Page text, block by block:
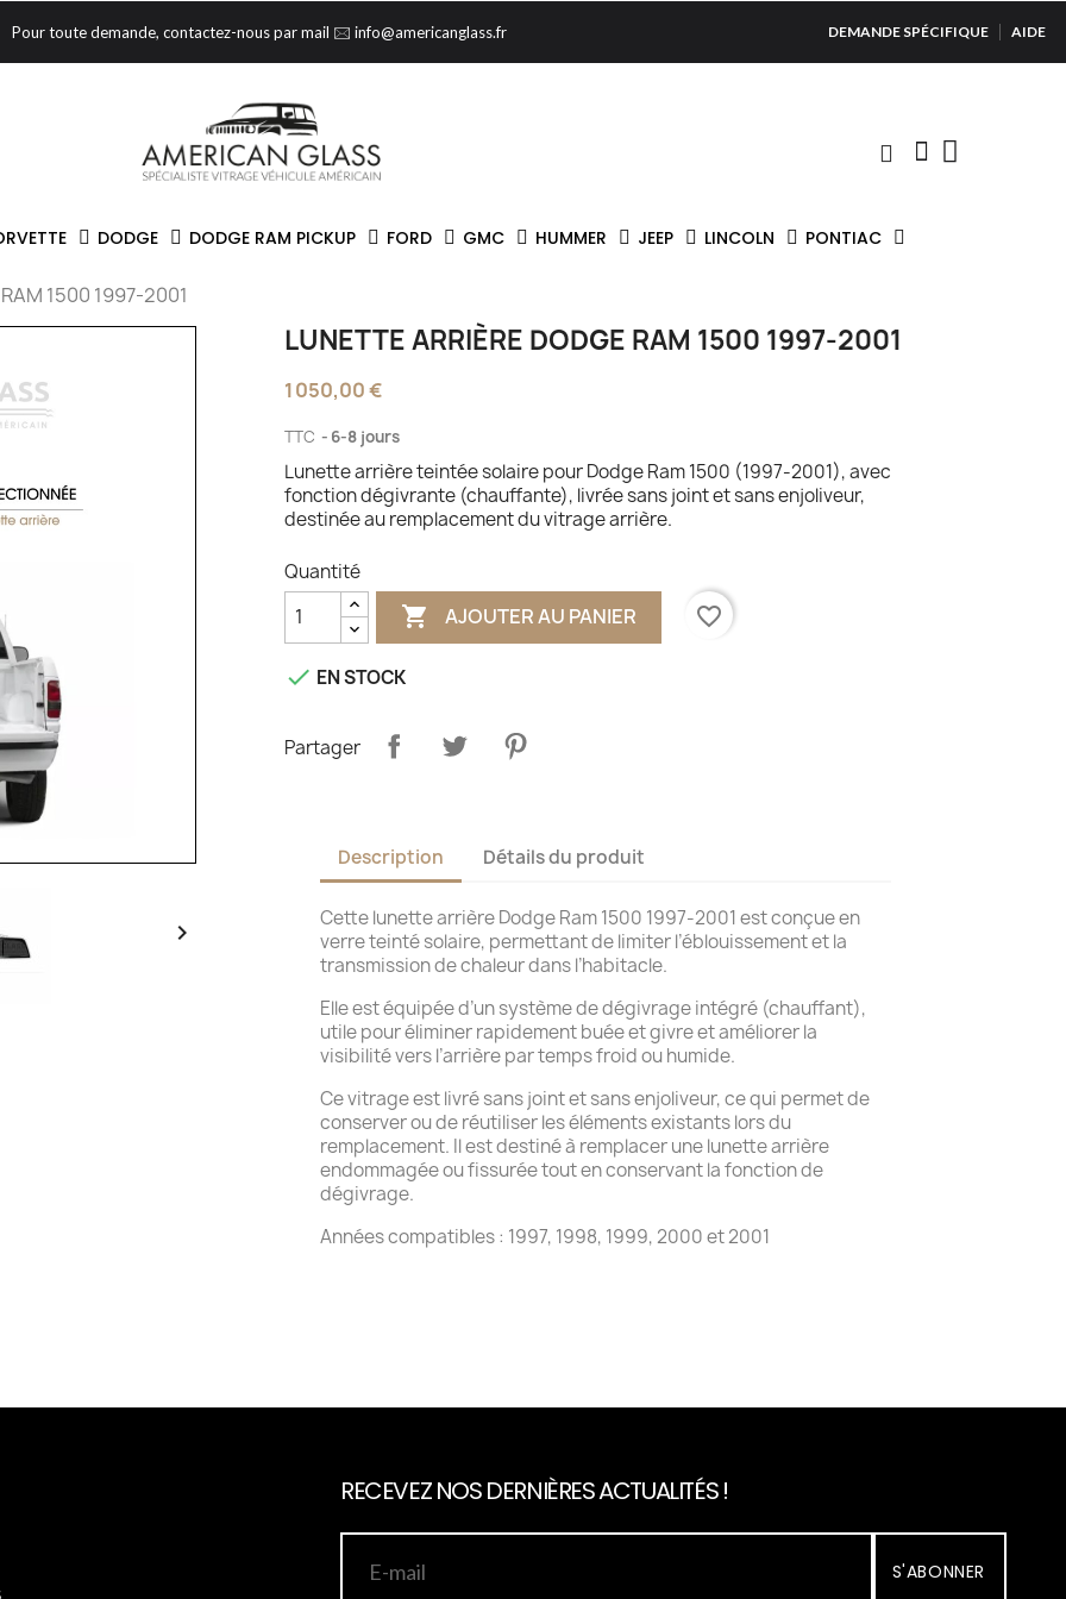
Pour toute demande, contactez-nous par mail 🖂 info@americanglass.fr DEMANDE SPÉCIFIQUE AIDE
DODGE DODGE RAM PICKUP FORD GMC HUMMER JEEP LINCOLN PONTIAC
1500 1997-2001

LUNETTE ARRIÈRE DODGE RAM 1500 1997-2001
1 050,00 €
TTC 6-8 jours
Lunette arrière teintée solaire pour Dodge Ram 1500 (1997-2001), avec
fonction dégivrante (chauffante), livrée sans joint et sans enjoliveur,
destinée au remplacement du vitrage arrière.
Quantité
 AJOUTER AU PANIER favorite_border
 EN STOCK
Partager
Description Détails du produit
Cette lunette arrière Dodge Ram 1500 1997-2001 est conçue en
verre teinté solaire, permettant de limiter l’éblouissement et la
transmission de chaleur dans l’habitacle.
Elle est équipée d’un système de dégivrage intégré (chauffant),
utile pour éliminer rapidement buée et givre et améliorer la
visibilité vers l’arrière par temps froid ou humide.
Ce vitrage est livré sans joint et sans enjoliveur, ce qui permet de
conserver ou de réutiliser les éléments existants lors du
remplacement. Il est destiné à remplacer une lunette arrière
endommagée ou fissurée tout en conservant la fonction de
dégivrage.
Années compatibles : 1997, 1998, 1999, 2000 et 2001
RECEVEZ NOS DERNIÈRES ACTUALITÉS !
S'ABONNER